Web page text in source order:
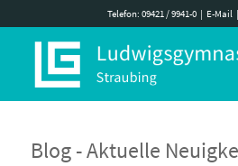
Telefon: 09421 / 9941-0| E-Mail|
Blog - Aktuelle